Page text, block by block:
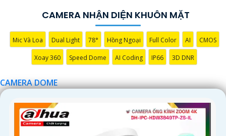
CAMERA NHẬN DIỆN KHUÔN MẶT
Mic Và Loa Dual Light 78° Hồng Ngoại Full Color AI CMOS
Xoay 360 Speed Dome AI Coding IP66 3D DNR
CAMERA DOME